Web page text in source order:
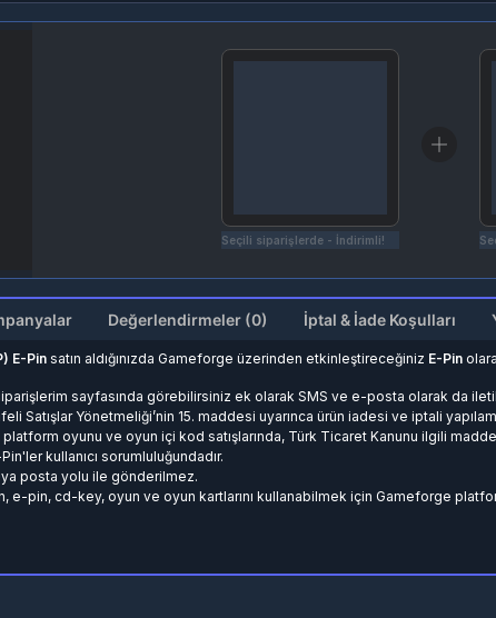
Seçili siparişlerde - İndirimli!
Değerlendirmeler (0) İptal & İade Koşulları
E-Pin satın aldığınızda Gameforge üzerinden etkinleştireceğiniz E-Pin
sayfasında görebilirsiniz ek olarak SMS ve e-posta olarak da
Satışlar Yönetmeliği’nin 15. maddesi uyarınca ürün iadesi ve iptali
oyunu ve oyun içi kod satışlarında, Türk Ticaret Kanunu ilgili
kullanıcı sorumluluğundadır.
posta yolu ile gönderilmez.
e-pin, cd-key, oyun ve oyun kartlarını kullanabilmek için Gameforge